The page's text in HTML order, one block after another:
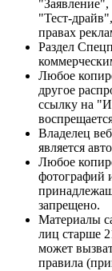
"Тест-
правах
Раздел
Любое
другое
ссылку на
Владелец
является
Любое
фотографий
запрещено.
Материалы
лиц старше
может
правила